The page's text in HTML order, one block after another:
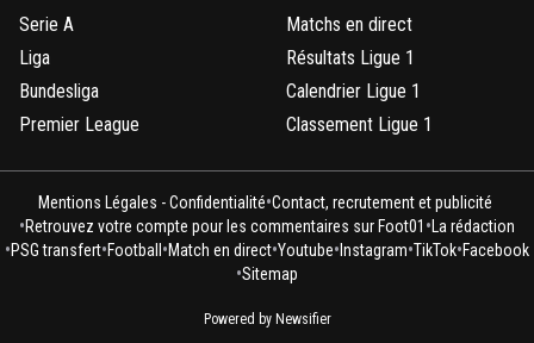
Serie A
Liga
Bundesliga
Premier League
Matchs en direct
Résultats Ligue 1
Calendrier Ligue 1
Classement Ligue 1
Mentions Légales - Confidentialité•Contact, recrutement et publicité
•Retrouvez votre compte pour les commentaires sur Foot01 •La rédaction
•PSG transfert•Football•Match en direct•Youtube•Instagram•TikTok•Facebook
•Sitemap
Powered by Newsifier